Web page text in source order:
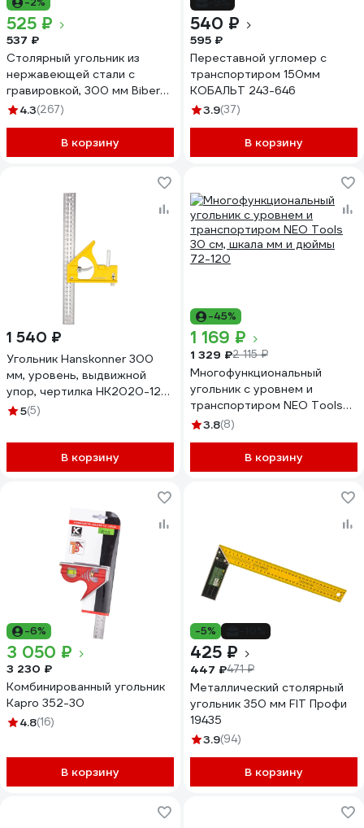
525 ₽
537 ₽
Столярный угольник из
нержавеющей стали с
гравировкой, 300 мм Biber
ПРОФИ 40630 тов-093466
4.3(267)
В корзину
540 ₽
595 ₽
Переставной угломер с
транспортиром 150мм
КОБАЛЬТ 243-646
3.9(37)
В корзину
1 540 ₽
Угольник Hanskonner 300
мм, уровень, выдвижной
упор, чертилка HK2020-12-
300
5(5)
В корзину
-45%
1 169 ₽
1 329 ₽2 115 ₽
Многофункциональный
угольник с уровнем и
транспортиром NEO Tools
30 см, шкала мм и дюймы
3.8(8)
В корзину
-6%
3 050 ₽
3 230 ₽
Комбинированный угольник
Kapro 352-30
4.8(16)
В корзину
-5%
425 ₽
447 ₽471 ₽
Металлический столярный
угольник 350 мм FIT Профи
19435
3.9(94)
В корзину